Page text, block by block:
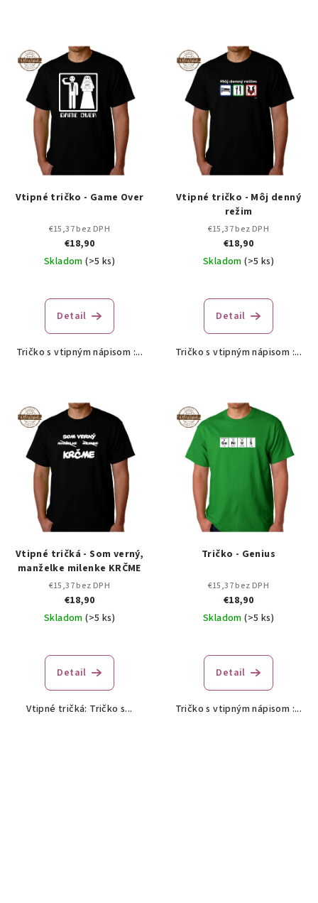
Vtipné tričko - Game Over
€15,37 bez DPH
€18,90
Skladom(>5 ks)
Detail
Tričko s vtipným nápisom :...
Vtipné tričko - Môj denný
režim
€15,37 bez DPH
€18,90
Skladom(>5 ks)
Detail
Tričko s vtipným nápisom :...
Vtipné tričká - Som verný,
manželke milenke KRČME
€15,37 bez DPH
€18,90
Skladom(>5 ks)
Detail
Vtipné tričká: Tričko s...
Tričko - Genius
€15,37 bez DPH
€18,90
Skladom(>5 ks)
Detail
Tričko s vtipným nápisom :...